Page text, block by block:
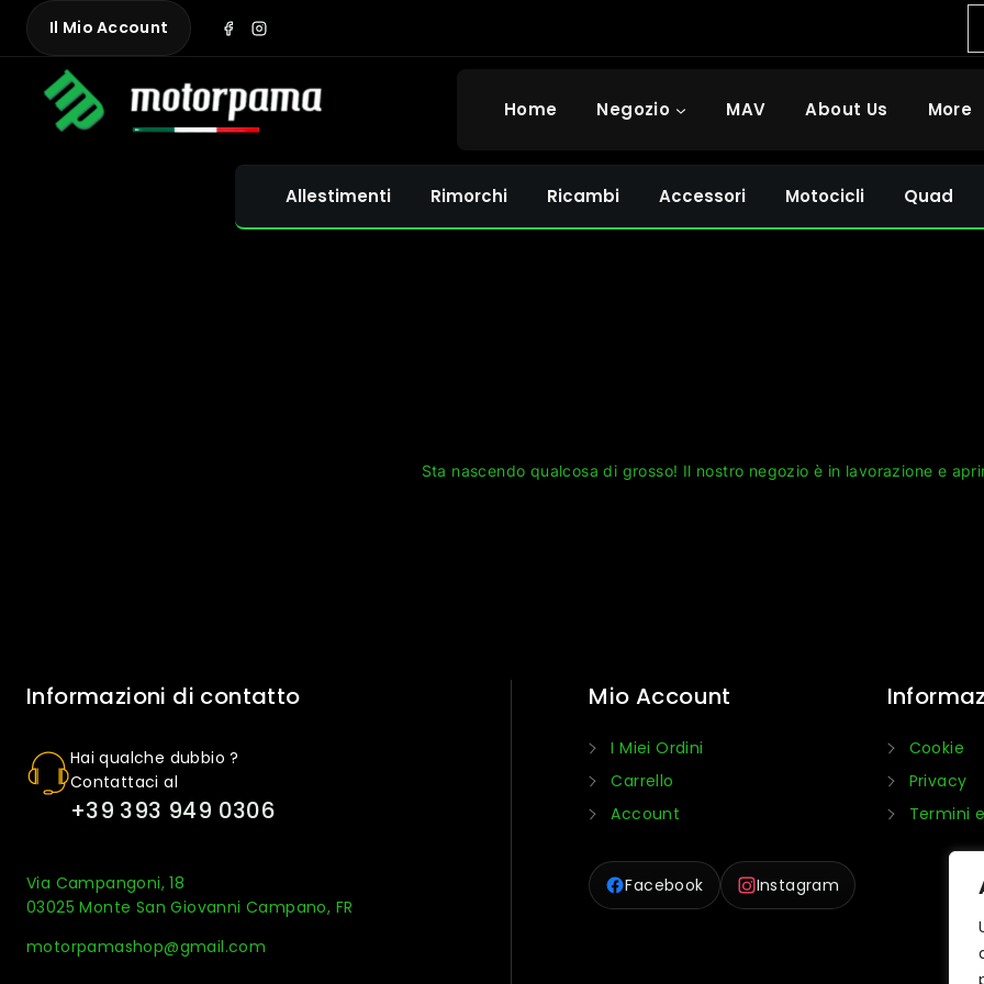
Skip
content
Il Mio Account
Home Negozio MAV About Us More
Allestimenti Rimorchi Ricambi Accessori Motocicli Quad
Sta nascendo qualcosa di grosso! Il nostro negozio è in lavorazione e
Informazioni di contatto
Hai qualche dubbio ?
Contattaci al
+39 393 949 0306
Via Campangoni, 18
03025 Monte San Giovanni Campano, FR
motorpamashop@gmail.com
Mio Account
I Miei Ordini
Carrello
Account
Facebook Instagram
Cookie
Privacy
Termini